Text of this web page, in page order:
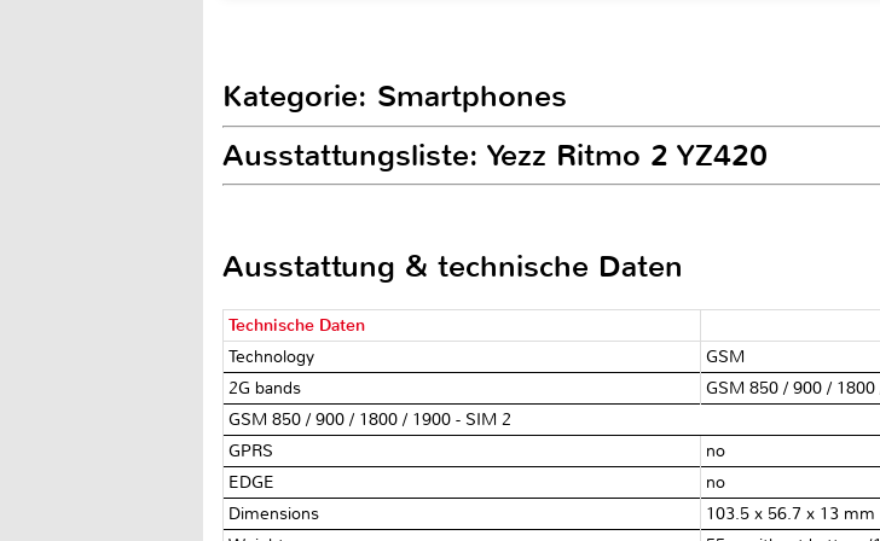
Kategorie: Smartphones
Ausstattungsliste: Yezz Ritmo 2 YZ420
Ausstattung & technische Daten
Technische Daten
Technology
GSM
2G bands
GSM 850 / 900 / 1800
GSM 850 / 900 / 1800 / 1900 - SIM 2
GPRS
no
EDGE
no
Dimensions
103.5 x 56.7 x 13 mm